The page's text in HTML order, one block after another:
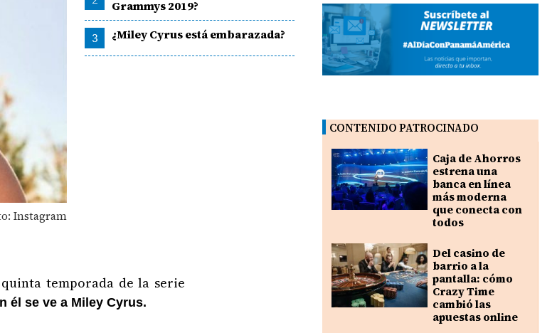
Instagram
Grammys 2019?
3 ¿Miley Cyrus está embarazada?
temporada de la serie
él se ve a Miley Cyrus.
CONTENIDO PATROCINADO
Caja de Ahorros
estrena una
banca en línea
más moderna
que conecta con
todos
Del casino de
barrio a la
pantalla: cómo
Crazy Time
cambió las
apuestas online